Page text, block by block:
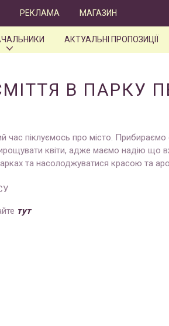
РЕКЛАМА МАГАЗИН
АКТУАЛЬНІ ПРОПОЗИЦІЇ
В ПАРКУ
час піклуємось про місто.
квіти, адже маємо надію що
та насолоджуватися красою та
тут